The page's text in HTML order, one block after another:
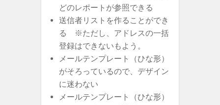
どのレポートが参照できる
送信者リストを作ることができ
る ※ただし、アドレスの一括
登録はできないもよう。
メールテンプレート（ひな形）
がそろっているので、デザイン
に迷わない
メールテンプレート（ひな形）